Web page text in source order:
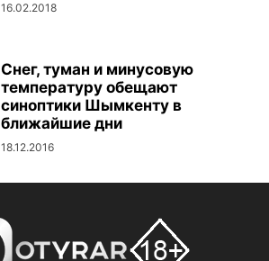
16.02.2018
Снег, туман и минусовую
температуру обещают
синоптики Шымкенту в
ближайшие дни
18.12.2016